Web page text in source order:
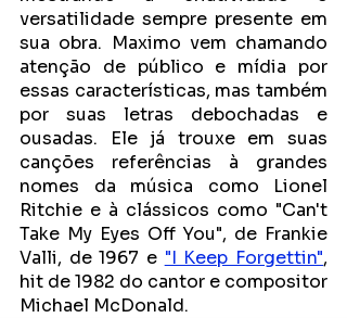
versatilidade sempre presente em
sua obra. Maximo vem chamando
atenção de público e mídia por
essas características, mas também
por suas letras debochadas e
ousadas. Ele já trouxe em suas
canções referências à grandes
nomes da música como Lionel
Ritchie e à clássicos como "Can't
Take My Eyes Off You", de Frankie
Valli, de 1967 e "I Keep Forgettin",
hit de 1982 do cantor e compositor
Michael McDonald.